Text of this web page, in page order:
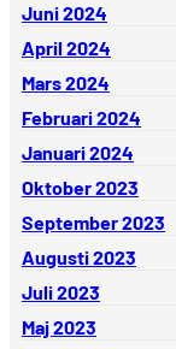
Juni 2024
April 2024
Mars 2024
Februari 2024
Januari 2024
Oktober 2023
September 2023
Augusti 2023
Juli 2023
Maj 2023